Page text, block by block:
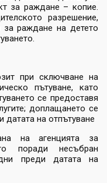
за раждане – копие.
разрешение,
раждане на детето
при сключване на
пътуване, като
се предоставя
доплащането се
на отпътуване
на агенцията за
поради несъбран
преди датата на